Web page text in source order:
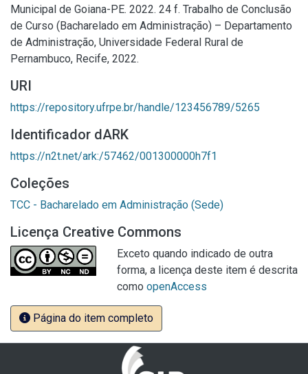
Municipal de Goiana-PE. 2022. 24 f. Trabalho de Conclusão
de Curso (Bacharelado em Administração) – Departamento
de Administração, Universidade Federal Rural de
Pernambuco, Recife, 2022.
URI
https://repository.ufrpe.br/handle/123456789/5265
Identificador dARK
https://n2t.net/ark:/57462/001300000h7f1
Coleções
TCC - Bacharelado em Administração (Sede)
Licença Creative Commons
Exceto quando indicado de outra
forma, a licença deste item é descrita
como openAccess
Página do item completo